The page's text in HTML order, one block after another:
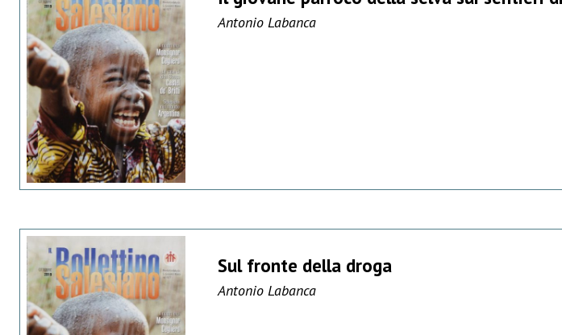
Antonio Labanca
Sul fronte della droga
Antonio Labanca